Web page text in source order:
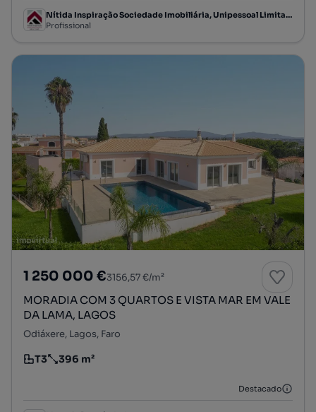
Nítida Inspiração Sociedade Imobiliária, Unipessoal Limitada
Profissional
1 250 000 €3156,57 €/m²
MORADIA COM 3 QUARTOS E VISTA MAR EM VALE
DA LAMA, LAGOS
Odiáxere, Lagos, Faro
Tipologia
T3
Preço por metro quadrado
396 m²
Destacado